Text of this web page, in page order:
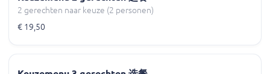
2 gerechten naar keuze (2 personen)
€ 19,50